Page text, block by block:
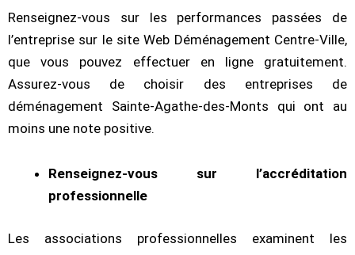
Renseignez-vous sur les performances passées de
l’entreprise sur le site Web Déménagement Centre-Ville,
que vous pouvez effectuer en ligne gratuitement.
Assurez-vous de choisir des entreprises de
déménagement Sainte-Agathe-des-Monts qui ont au
moins une note positive.
Renseignez-vous sur l’accréditation
professionnelle
Les associations professionnelles examinent les